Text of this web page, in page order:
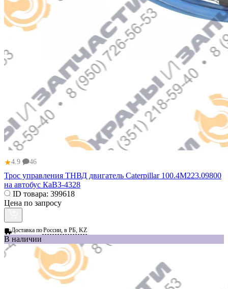
★4.9 46
Трос управления ТНВД двигатель Caterpillar 100.4М223.09800
на автобус КаВЗ-4328
ID товара: 399618
Цена по запросу
Доставка поРоссии, в РБ, KZ
В наличии